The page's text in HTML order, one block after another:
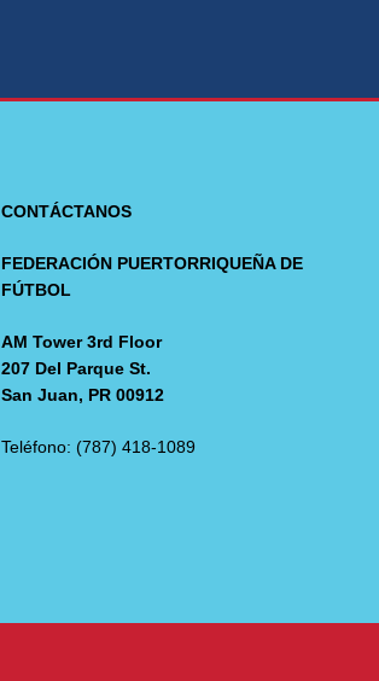
CONTÁCTANOS
FEDERACIÓN PUERTORRIQUEÑA DE
FÚTBOL
AM Tower 3rd Floor
207 Del Parque St.
San Juan, PR 00912
Teléfono: (787) 418-1089